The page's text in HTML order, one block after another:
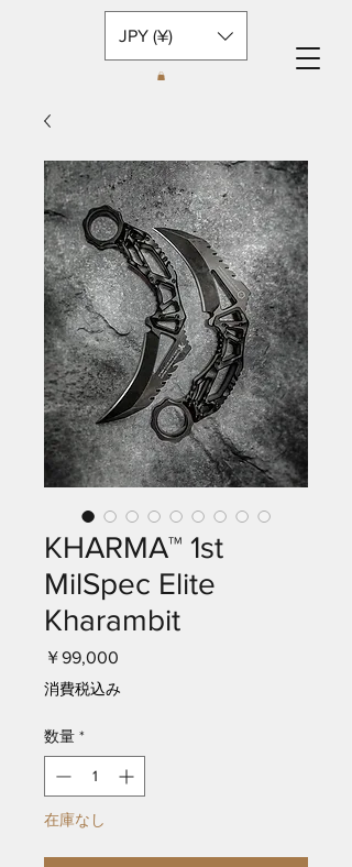
JPY (¥)
KHARMA™ 1st
MilSpec Elite
Kharambit
￥99,000
消費税込み
数量 *
在庫なし